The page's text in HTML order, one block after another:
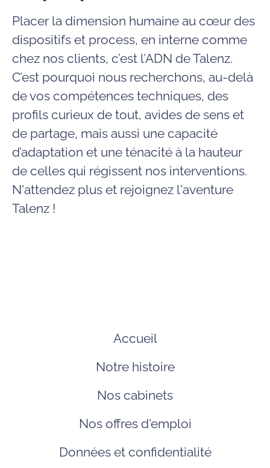
Placer la dimension humaine au cœur des
dispositifs et process, en interne comme
chez nos clients, c’est l’ADN de Talenz.
C’est pourquoi nous recherchons, au-delà
de vos compétences techniques, des
profils curieux de tout, avides de sens et
de partage, mais aussi une capacité
d’adaptation et une ténacité à la hauteur
de celles qui régissent nos interventions.
N'attendez plus et rejoignez l'aventure
Talenz !
Accueil
Notre histoire
Nos cabinets
Nos offres d'emploi
Données et confidentialité